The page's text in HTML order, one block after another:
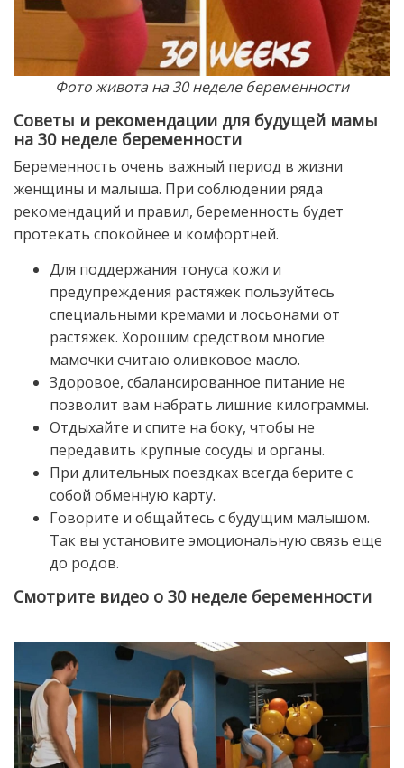
Фото живота на 30 неделе беременности
Советы и рекомендации для будущей мамы
на 30 неделе беременности
Беременность очень важный период в жизни
женщины и малыша. При соблюдении ряда
рекомендаций и правил, беременность будет
протекать спокойнее и комфортней.
Для поддержания тонуса кожи и
предупреждения растяжек пользуйтесь
специальными кремами и лосьонами от
растяжек. Хорошим средством многие
мамочки считаю оливковое масло.
Здоровое, сбалансированное питание не
позволит вам набрать лишние килограммы.
Отдыхайте и спите на боку, чтобы не
передавить крупные сосуды и органы.
При длительных поездках всегда берите с
собой обменную карту.
Говорите и общайтесь с будущим малышом.
Так вы установите эмоциональную связь еще
до родов.
Смотрите видео о 30 неделе беременности